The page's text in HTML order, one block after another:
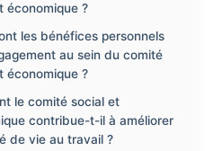
économique ?
les bénéfices personnels
au sein du comité
économique ?
le comité social et
contribue-t-il à améliorer
de vie au travail ?